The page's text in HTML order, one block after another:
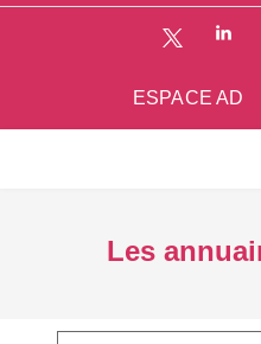
ESPACE AD
Les